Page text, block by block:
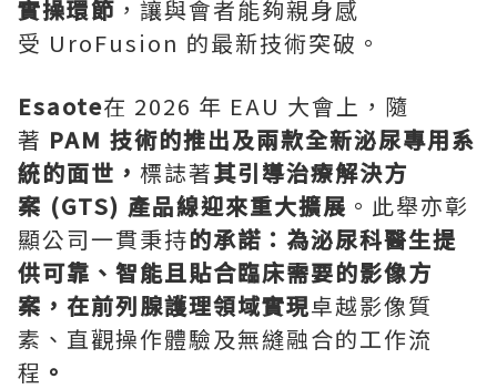
實操環節 ，讓與會者能夠親身感
受 UroFusion 的最新技術突破。
Esaote在 2026 年 EAU 大會上，隨
著 PAM 技術的推出及兩款全新泌尿專用系
統的面世， 標誌著其引導治療解決方
案 (GTS) 產品線迎來重大擴展 。此舉亦彰
顯公司一貫秉持的承諾：為泌尿科醫生提
供可靠、智能且貼合臨床需要的影像方
案，在前列腺護理領域實現卓越影像質
素、直觀操作體驗及無縫融合的工作流
程 。